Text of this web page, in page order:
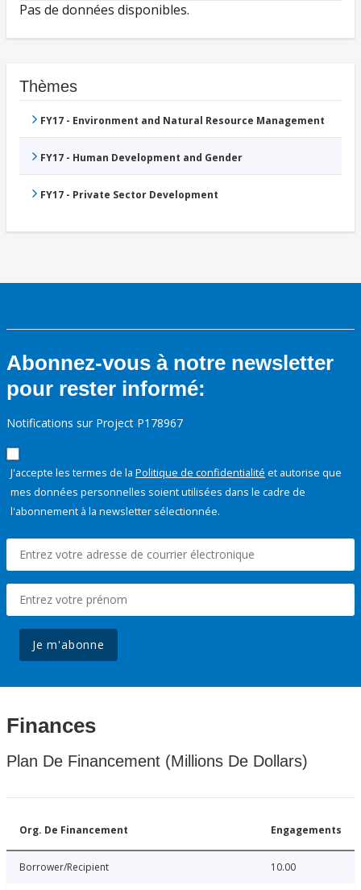
Pas de données disponibles.
Thèmes
FY17 - Environment and Natural Resource Management
FY17 - Human Development and Gender
FY17 - Private Sector Development
Abonnez-vous à notre newsletter
pour rester informé:
Notifications sur Project P178967
J'accepte les termes de la Politique de confidentialité et autorise que
mes données personnelles soient utilisées dans le cadre de
l'abonnement à la newsletter sélectionnée.
Je m'abonne
Finances
Plan De Financement (Millions De Dollars)
Org. De Financement Engagements
Borrower/Recipient 10.00